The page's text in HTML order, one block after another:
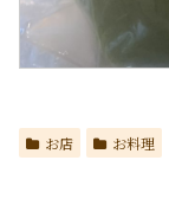
お店 お料理